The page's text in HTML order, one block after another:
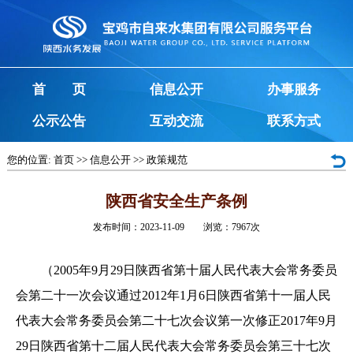
首 页 信息公开 办事服务
公示公告 互动交流 联系方式
您的位置: 首页>> 信息公开>> 政策规范
陕西省安全生产条例
发布时间：2023-11-09 浏览： 7967次
（2005年9月29日陕西省第十届人民代表大会常务委员
会第二十一次会议通过2012年1月6日陕西省第十一届人民
代表大会常务委员会第二十七次会议第一次修正2017年9月
29日陕西省第十二届人民代表大会常务委员会第三十七次